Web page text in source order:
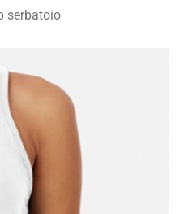
serbatoio